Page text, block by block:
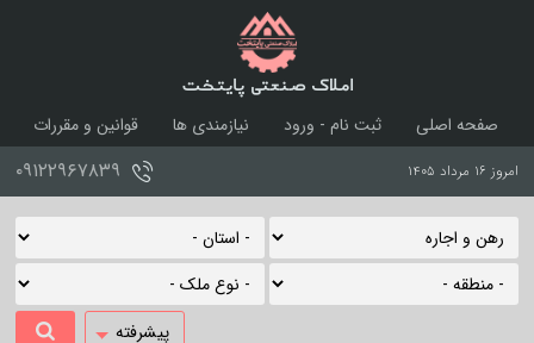
املاک صنعتی پایتخت
صفحه اصلی ثبت نام - ورود نیازمندی ها
قوانین و مقررات
امروز ۱۶ مرداد ۱۴۰۵ ۰۹۱۲۲۹۶۷۸۳۹
پیشرفته